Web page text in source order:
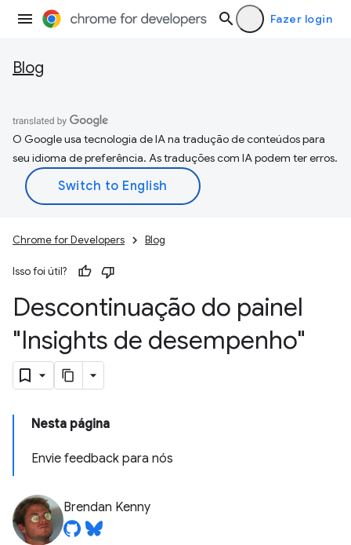
Fazer login
Blog
O Google usa tecnologia de IA na tradução de conteúdos para
seu idioma de preferência. As traduções com IA podem ter erros.
Chrome for Developers Blog
Isso foi útil?
Descontinuação do painel
"Insights de desempenho"
Nesta página
Envie feedback para nós
Brendan Kenny